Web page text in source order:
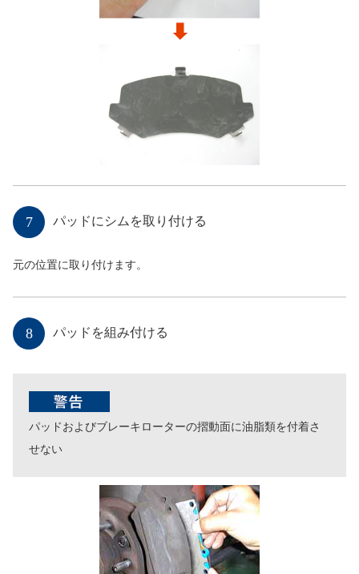
7 パッドにシムを取り付ける
元の位置に取り付けます。
8 パッドを組み付ける
パッドおよびブレーキローターの摺動面に油脂類を付着さ
せない